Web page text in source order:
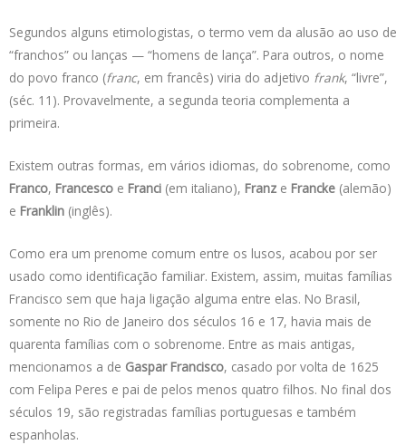
Segundos alguns etimologistas, o termo vem da alusão ao uso de
“franchos” ou lanças — “homens de lança”. Para outros, o nome
do povo franco (franc, em francês) viria do adjetivo frank, “livre”,
(séc. 11). Provavelmente, a segunda teoria complementa a
primeira.
Existem outras formas, em vários idiomas, do sobrenome, como
Franco, Francesco e Franci (em italiano), Franz e Francke (alemão)
e Franklin (inglês).
Como era um prenome comum entre os lusos, acabou por ser
usado como identificação familiar. Existem, assim, muitas famílias
Francisco sem que haja ligação alguma entre elas. No Brasil,
somente no Rio de Janeiro dos séculos 16 e 17, havia mais de
quarenta famílias com o sobrenome. Entre as mais antigas,
mencionamos a de Gaspar Francisco, casado por volta de 1625
com Felipa Peres e pai de pelos menos quatro filhos. No final dos
séculos 19, são registradas famílias portuguesas e também
espanholas.